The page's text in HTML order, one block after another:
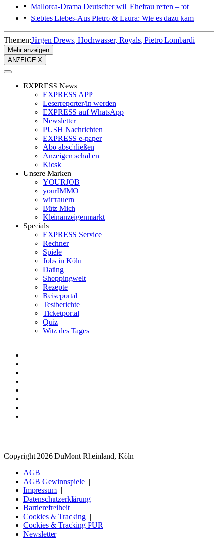
Mallorca-Drama Deutscher will Ehefrau retten – tot
Siebtes Liebes-Aus Pietro & Laura: Wie es dazu kam
Themen:Jürgen Drews Hochwasser Royals Pietro Lombardi
Mehr anzeigen
ANZEIGE X
EXPRESS News
EXPRESS APP
Leserreporter/in werden
EXPRESS auf WhatsApp
Newsletter
PUSH Nachrichten
EXPRESS e-paper
Abo abschließen
Anzeigen schalten
Kiosk
Unsere Marken
YOURJOB
yourIMMO
wirtrauern
Bütz Mich
Kleinanzeigenmarkt
Specials
EXPRESS Service
Rechner
Spiele
Jobs in Köln
Dating
Shoppingwelt
Rezepte
Reiseportal
Testberichte
Ticketportal
Quiz
Witz des Tages
Copyright 2026 DuMont Rheinland, Köln
AGB
AGB Gewinnspiele
Impressum
Datenschutzerklärung
Barrierefreiheit
Cookies & Tracking
Cookies & Tracking PUR
Newsletter